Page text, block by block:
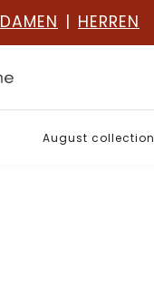
DAMEN | HERREN
August collection